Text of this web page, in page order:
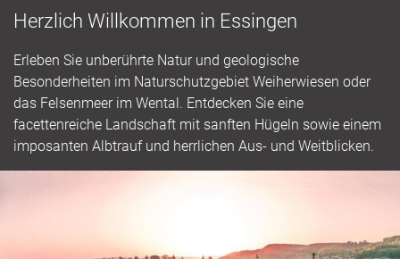
Herzlich Willkommen in Essingen
Erleben Sie unberührte Natur und geologische
Besonderheiten im Naturschutzgebiet Weiherwiesen oder
das Felsenmeer im Wental. Entdecken Sie eine
facettenreiche Landschaft mit sanften Hügeln sowie einem
imposanten Albtrauf und herrlichen Aus- und Weitblicken.